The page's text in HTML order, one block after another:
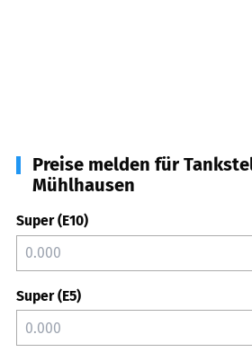
Preise melden für
Mühlhausen
Super (E10)
Super (E5)